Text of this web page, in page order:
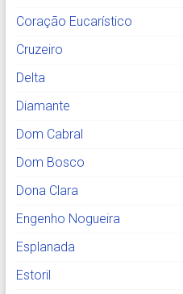
Coração Eucarístico
Cruzeiro
Delta
Diamante
Dom Cabral
Dom Bosco
Dona Clara
Engenho Nogueira
Esplanada
Estoril